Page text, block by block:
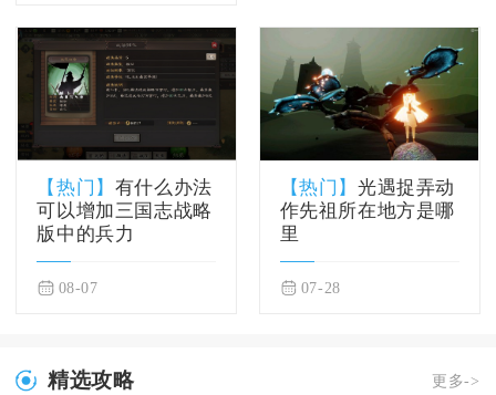
【热门】 有什么办法
可以增加三国志战略
版中的兵力
08-07
【热门】光遇捉弄动
作先祖所在地方是哪
里
07-28
精选攻略 更多->